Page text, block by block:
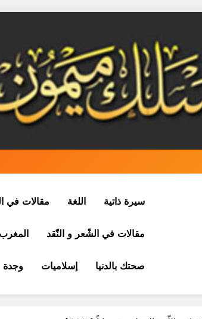
سيرة ذاتية اللغة مقالات في
مقالات في الشّعر و النّقد المغرب
صحتك بالدنيا إسلاميات وجدة